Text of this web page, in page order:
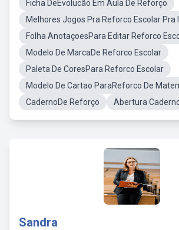
Ficha DeEvolucão Em Aula De Reforço
Melhores Jogos Pra Reforco Escolar Pra
Folha AnotaçoesPara Editar Reforco
Modelo De MarcaDe Reforco Escolar
Paleta De CoresPara Reforco Escolar
Modelo De Cartao ParaReforco De
CadernoDe Reforço
Abertura
Sandra